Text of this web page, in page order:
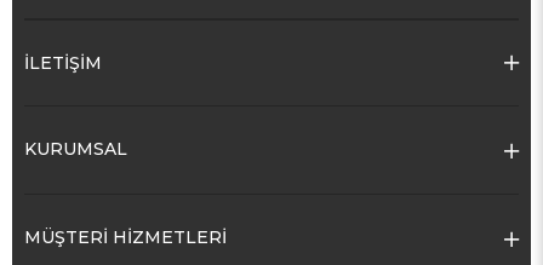
İLETİŞİM
KURUMSAL
MÜŞTERİ HİZMETLERİ